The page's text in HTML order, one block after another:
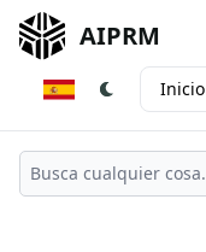
AIPRM